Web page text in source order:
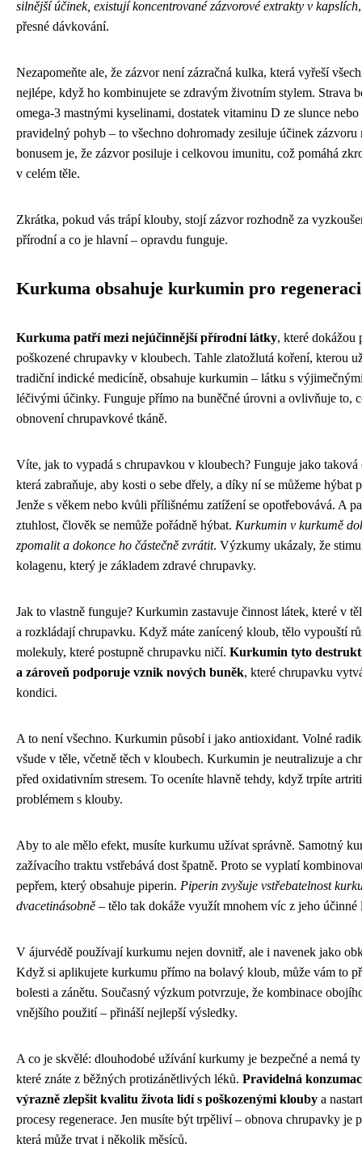
silnější účinek, existují koncentrované zázvorové extrakty v kapslích
přesné dávkování.
Nezapomeňte ale, že zázvor není zázračná kulka, která vyřeší
nejlépe, když ho kombinujete se zdravým životním stylem. Strava
omega-3 mastnými kyselinami, dostatek vitaminu D ze slunce
pravidelný pohyb – to všechno dohromady zesiluje účinek zázvoru
bonusem je, že zázvor posiluje i celkovou imunitu, což pomáhá
v celém těle.
Zkrátka, pokud vás trápí klouby, stojí zázvor rozhodně za
přírodní a co je hlavní – opravdu funguje.
Kurkuma obsahuje kurkumin pro
Kurkuma patří mezi nejúčinnější přírodní látky, které dokážou
poškozené chrupavky v kloubech. Tahle zlatožlutá koření, kterou
tradiční indické medicíně, obsahuje kurkumin – látku s
léčivými účinky. Funguje přímo na buněčné úrovni a ovlivňuje to,
obnovení chrupavkové tkáně.
Víte, jak to vypadá s chrupavkou v kloubech? Funguje jako taková
která zabraňuje, aby kosti o sebe dřely, a díky ní se můžeme hýbat
Jenže s věkem nebo kvůli přílišnému zatížení se opotřebovává. A
ztuhlost, člověk se nemůže pořádně hýbat. Kurkumin v kurkumě
zpomalit a dokonce ho částečně zvrátit. Výzkumy ukázaly, že
kolagenu, který je základem zdravé chrupavky.
Jak to vlastně funguje? Kurkumin zastavuje činnost látek, které v
a rozkládají chrupavku. Když máte zanícený kloub, tělo vypouští
molekuly, které postupně chrupavku ničí. Kurkumin tyto
a zároveň podporuje vznik nových buněk, které chrupavku
kondici.
A to není všechno. Kurkumin působí i jako antioxidant. Volné
všude v těle, včetně těch v kloubech. Kurkumin je neutralizuje a
před oxidativním stresem. To oceníte hlavně tehdy, když trpíte
problémem s klouby.
Aby to ale mělo efekt, musíte kurkumu užívat správně. Samotný
zažívacího traktu vstřebává dost špatně. Proto se vyplatí
pepřem, který obsahuje piperin. Piperin zvyšuje vstřebatelnost
dvacetinásobně – tělo tak dokáže využít mnohem víc z jeho účinné
V ájurvédě používají kurkumu nejen dovnitř, ale i navenek jako
Když si aplikujete kurkumu přímo na bolavý kloub, může vám to
bolesti a zánětu. Současný výzkum potvrzuje, že kombinace
vnějšího použití – přináší nejlepší výsledky.
A co je skvělé: dlouhodobé užívání kurkumy je bezpečné a nemá
které znáte z běžných protizánětlivých léků. Pravidelná
výrazně zlepšit kvalitu života lidí s poškozenými klouby a
procesy regenerace. Jen musíte být trpěliví – obnova chrupavky je
která může trvat i několik měsíců.